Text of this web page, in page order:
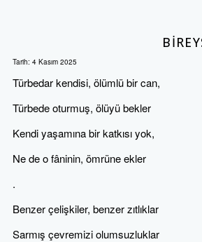
Tarih: 4 Kasım 2025
Türbedar kendisi, ölümlü bir can,
Türbede oturmuş, ölüyü bekler
Kendi yaşamına bir katkısı yok,
Ne de o fâninin, ömrüne ekler
.
Benzer çelişkiler, benzer zıtlıklar
Sarmış çevremizi olumsuzluklar